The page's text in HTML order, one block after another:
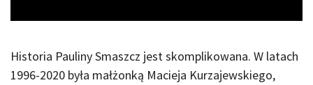
Historia Pauliny Smaszcz jest skomplikowana. W latach
1996-2020 była małżonką Macieja Kurzajewskiego,